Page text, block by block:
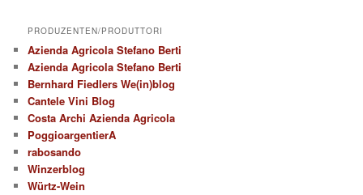
PRODUZENTEN/PRODUTTORI
Azienda Agricola Stefano Berti
Azienda Agricola Stefano Berti
Bernhard Fiedlers We(in)blog
Cantele Vini Blog
Costa Archi Azienda Agricola
PoggioargentierA
rabosando
Winzerblog
Würtz-Wein